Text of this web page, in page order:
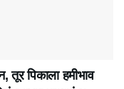
पिकाला हमीभाव